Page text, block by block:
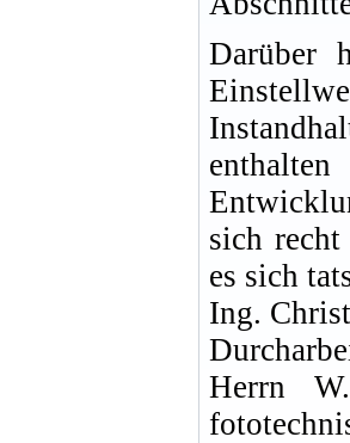
Darüber
sich
es sich
Ing.
Herrn